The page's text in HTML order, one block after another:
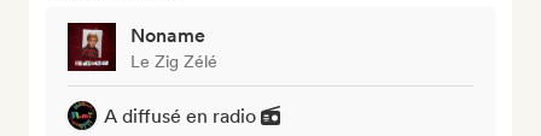
Noname
Le Zig Zélé
A diffusé en radio